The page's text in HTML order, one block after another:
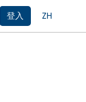
登入 ZH